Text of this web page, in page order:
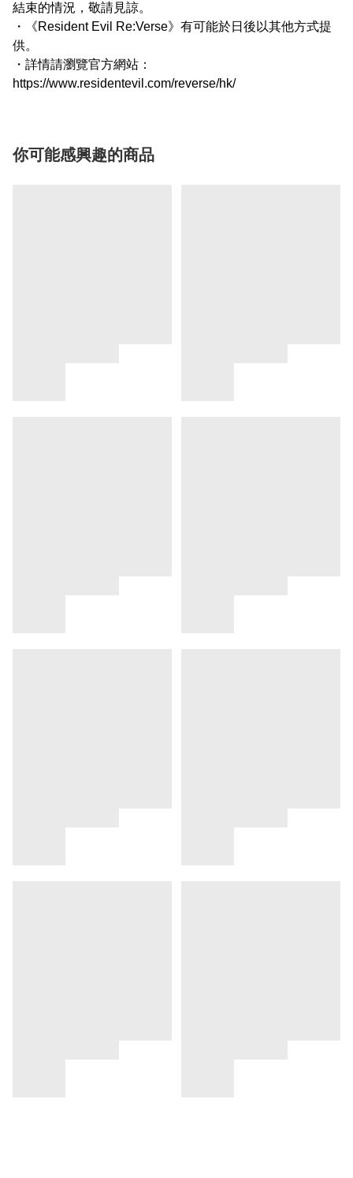
結束的情況，敬請見諒。
・《Resident Evil Re:Verse》有可能於日後以其他方式提
供。
・詳情請瀏覽官方網站：
https://www.residentevil.com/reverse/hk/
你可能感興趣的商品